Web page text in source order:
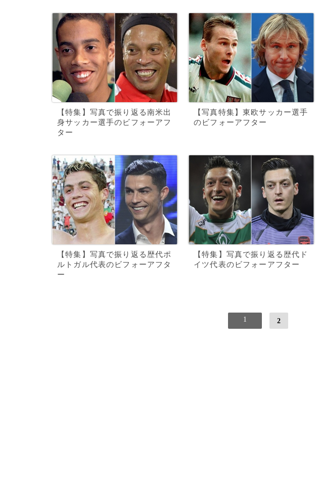
【特集】写真で振り返る南米出
身サッカー選手のビフォーアフ
ター
【写真特集】東欧サッカー選手
のビフォーアフター
【特集】写真で振り返る歴代ポ
ルトガル代表のビフォーアフタ
ー
【特集】写真で振り返る歴代ド
イツ代表のビフォーアフター
1 2